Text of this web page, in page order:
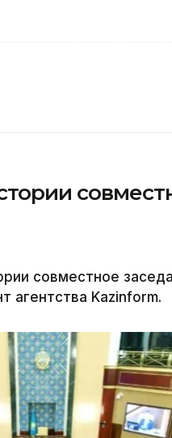
совместное
агентства Kazinform.